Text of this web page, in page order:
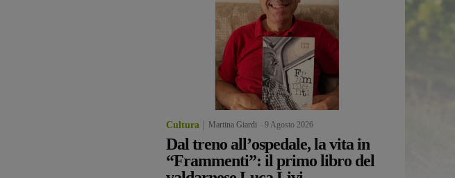
Cultura Martina Giardi 9 Agosto 2026
Dal treno all’ospedale, la vita in
“Frammenti”: il primo libro del